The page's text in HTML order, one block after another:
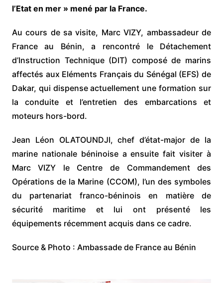
l’Etat en mer » mené par la France.
Au cours de sa visite, Marc VIZY, ambassadeur de
France au Bénin, a rencontré le Détachement
d’Instruction Technique (DIT) composé de marins
affectés aux Eléments Français du Sénégal (EFS) de
Dakar, qui dispense actuellement une formation sur
la conduite et l’entretien des embarcations et
moteurs hors-bord.
Jean Léon OLATOUNDJI, chef d’état-major de la
marine nationale béninoise a ensuite fait visiter à
Marc VIZY le Centre de Commandement des
Opérations de la Marine (CCOM), l’un des symboles
du partenariat franco-béninois en matière de
sécurité maritime et lui ont présenté les
équipements récemment acquis dans ce cadre.
Source & Photo : Ambassade de France au Bénin